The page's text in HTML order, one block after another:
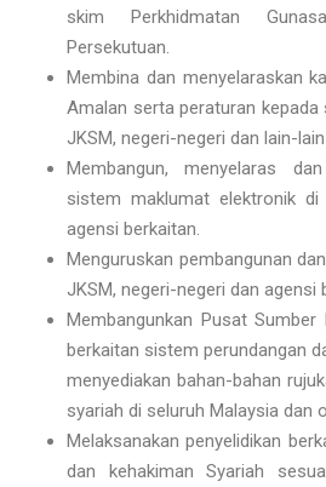
skim Perkhidmatan
Persekutuan.
Membina dan menyelaraskan
Amalan serta peraturan
JKSM, negeri-negeri dan lain-
Membangun, menyelaras
sistem maklumat elektronik di
agensi berkaitan.
Menguruskan pembangunan
JKSM, negeri-negeri dan agensi
Membangunkan Pusat
berkaitan sistem perundangan
menyediakan bahan-bahan
syariah di seluruh Malaysia dan
Melaksanakan penyelidikan
dan kehakiman Syariah